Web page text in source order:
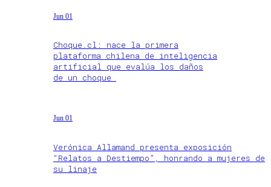
Jun 01
Choque.cl: nace la primera
plataforma chilena de inteligencia
artificial que evalúa los daños
de un choque
Jun 01
Verónica Allamand presenta exposición
“Relatos a Destiempo”, honrando a mujeres de
su linaje